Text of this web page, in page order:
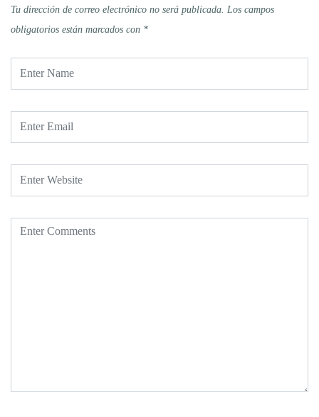
Tu dirección de correo electrónico no será publicada. Los campos
obligatorios están marcados con *